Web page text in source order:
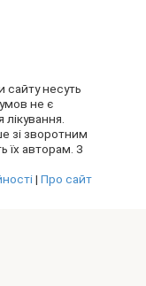
сайту несуть
не є
зі зворотним
їх авторам. З
| Про сайт